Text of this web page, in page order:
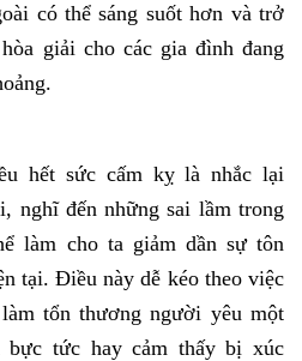
có thể sáng suốt hơn và trở
giải cho các gia đình đang
hết sức cấm kỵ là nhắc lại
nghĩ đến những sai lầm trong
làm cho ta giảm dần sự tôn
tại. Điều này dễ kéo theo việc
tổn thương người yêu một
tức hay cảm thấy bị xúc